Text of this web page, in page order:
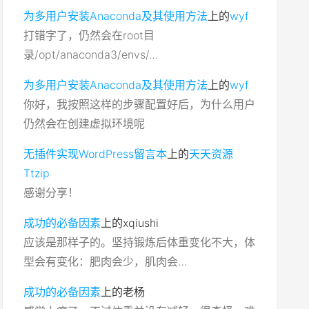
为多用户安装Anaconda及其使用方法 上的wyf
打错字了，仍然会在root目
录/opt/anaconda3/envs/…
为多用户安装Anaconda及其使用方法 上的wyf
你好，我按照这样的步骤配置好后，为什么用户
仍然会在创建虚拟环境呢
无插件实现WordPress留言本 上的天天资源
Ttzip
感谢分享！
成功的必备因素 上的xqiushi
应该是那样子的。坚持锻炼后体重变化不大，体
型会有变化：肥肉会少，肌肉会…
成功的必备因素 上的老杨